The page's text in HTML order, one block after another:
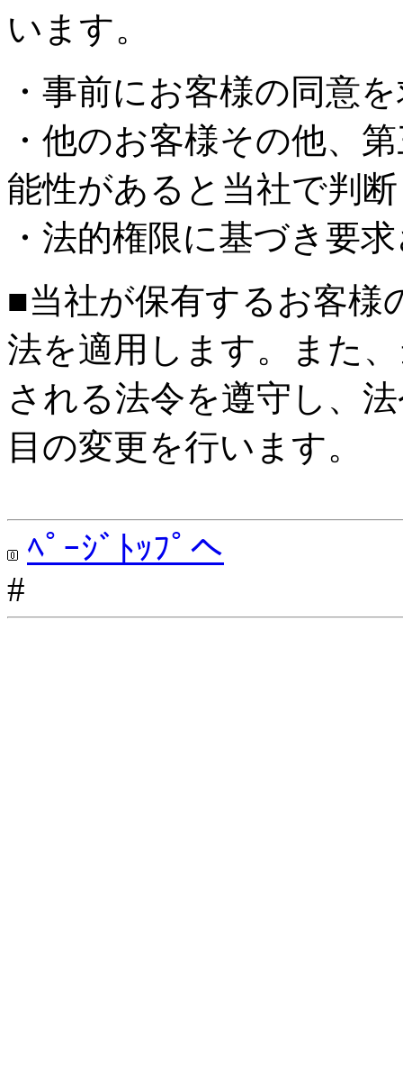
います。
・事前にお客様の同意
・他のお客様その他、
能性があると当社で判
・法的権限に基づき要
■当社が保有するお客様
法を適用します。また
される法令を遵守し、
目の変更を行います。
ﾍﾟｰｼﾞﾄｯﾌﾟへ
#